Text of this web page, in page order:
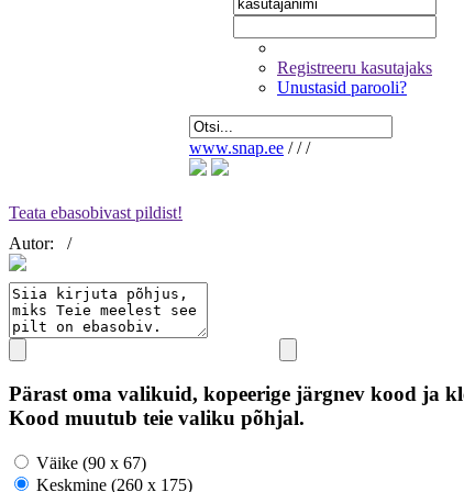
Registreeru kasutajaks
Unustasid parooli?
www.snap.ee / / /
Teata ebasobivast pildist!
Autor:
/
Pärast oma valikuid, kopeerige järgnev kood ja
Kood muutub teie valiku põhjal.
Väike (90 x 67)
Keskmine (260 x 175)